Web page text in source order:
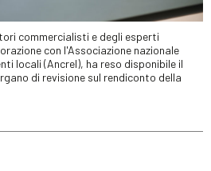
commercialisti e degli esperti
con l'Associazione nazionale
locali (Ancrel), ha reso disponibile il
di revisione sul rendiconto della